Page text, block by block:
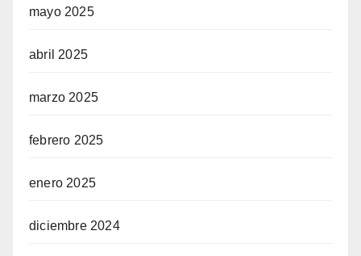
mayo 2025
abril 2025
marzo 2025
febrero 2025
enero 2025
diciembre 2024